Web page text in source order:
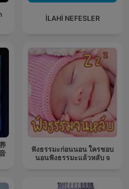
İLAHİ NEFESLER
ฟังธรรมะก่อนนอน ใครชอบ
นอนฟังธรรมะแล้วหลับ จ